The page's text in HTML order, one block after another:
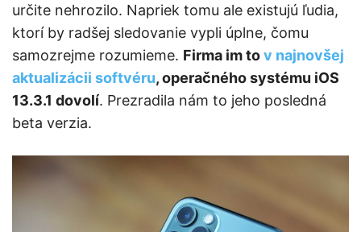
určite nehrozilo. Napriek tomu ale existujú ľudia,
ktorí by radšej sledovanie vypli úplne, čomu
samozrejme rozumieme. Firma im tov najnovšej
aktualizácii softvéru, operačného systému iOS
13.3.1 dovolí. Prezradila nám to jeho posledná
beta verzia.